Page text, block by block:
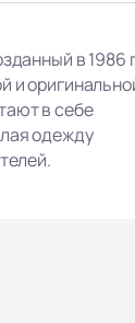
в 1986
и
в себе
одежду